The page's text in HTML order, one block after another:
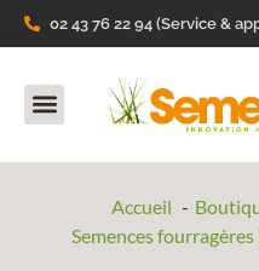
02 43 76 22 94 (Service &
Accueil
Semences fourragères